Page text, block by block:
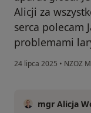
Alicji za
serca polecam
problemami
24 lipca 2025 • NZOZ
mgr Alicja